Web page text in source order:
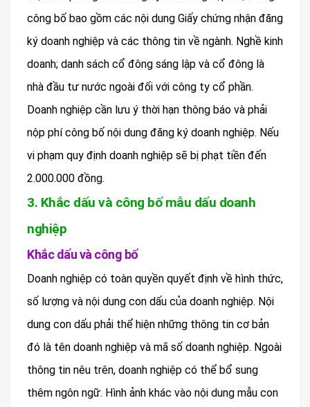
công bố bao gồm các nội dung Giấy chứng nhận đăng
ký doanh nghiệp và các thông tin về ngành. Nghề kinh
doanh; danh sách cổ đông sáng lập và cổ đông là
nhà đầu tư nước ngoài đối với công ty cổ phần.
Doanh nghiệp cần lưu ý thời hạn thông báo và phải
nộp phí công bố nội dung đăng ký doanh nghiệp. Nếu
vi phạm quy định doanh nghiệp sẽ bị phạt tiền đến
2.000.000 đồng.
3. Khắc dấu và công bố mẫu dấu doanh
nghiệp
Khắc dấu và công bố
Doanh nghiệp có toàn quyền quyết định về hình thức,
số lượng và nội dung con dấu của doanh nghiệp. Nội
dung con dấu phải thể hiện những thông tin cơ bản
đó là tên doanh nghiệp và mã số doanh nghiệp. Ngoài
thông tin nêu trên, doanh nghiệp có thể bổ sung
thêm ngôn ngữ. Hình ảnh khác vào nội dung mẫu con